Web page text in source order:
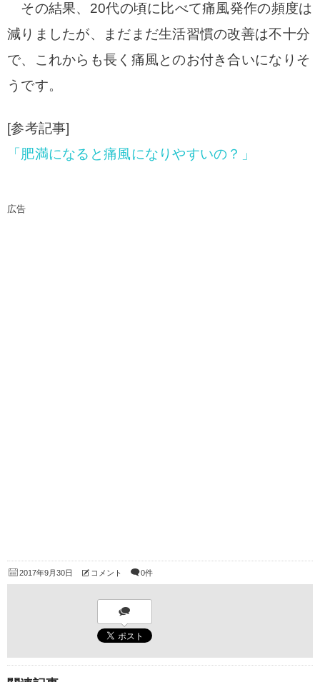
その結果、20代の頃に比べて痛風発作の頻度は
減りましたが、まだまだ生活習慣の改善は不十分
で、これからも長く痛風とのお付き合いになりそ
うです。
[参考記事]
「肥満になると痛風になりやすいの？」
広告
2017年9月30日 コメント 0件